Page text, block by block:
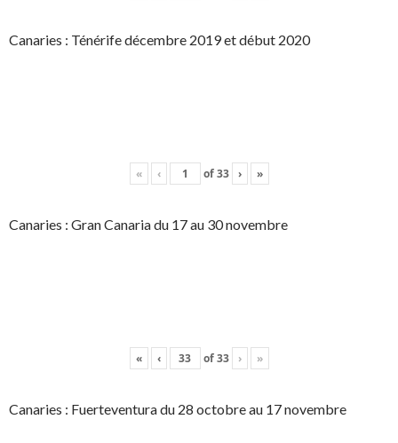
Canaries : Ténérife décembre 2019 et début 2020
« ‹ of33 › »
Canaries : Gran Canaria du 17 au 30 novembre
« ‹ of33 › »
Canaries : Fuerteventura du 28 octobre au 17 novembre